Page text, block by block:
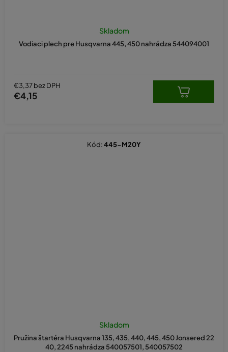
Vodiaci plech pre Husqvarna 445, 450 nahrádza 544094001
Skladom
€3,37 bez DPH
€4,15
Pružina štartéra Husqvarna 135, 435, 440, 445, 450 Jonsered 22
40, 2245 nahrádza 540057501, 540057502
Skladom
Kód:445-M20Y